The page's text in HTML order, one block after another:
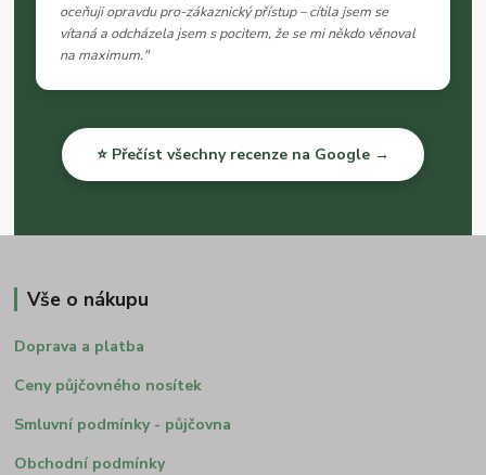
oceňuji opravdu pro-zákaznický přístup – cítila jsem se
vítaná a odcházela jsem s pocitem, že se mi někdo věnoval
na maximum."
⭐ Přečíst všechny recenze na Google →
Vše o nákupu
Doprava a platba
Ceny půjčovného nosítek
Smluvní podmínky - půjčovna
Obchodní podmínky